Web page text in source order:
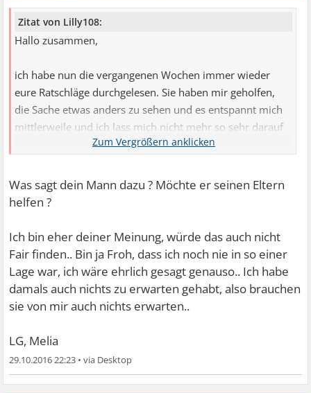
Zitat von Lilly108:
Hallo zusammen,
ich habe nun die vergangenen Wochen immer wieder
eure Ratschläge durchgelesen. Sie haben mir geholfen,
die Sache etwas anders zu sehen und es entspannt mich
mittlerweile und ich lass mich nicht mehr so sehr darauf
Nun habe ich ein anderes Problem.
Unterstützung. Wie sieht ihr das? Wie bereits gesagt,
haben all ihr EK in die Tochter investiert und nun
kommen sie selbst nicht mehr aus dem "Loch" heraus.
Wir reden hier von einem monatlichen Betrag in einer
dreistelligen Summe.
nicht befürworte? Man hat immerhin sein eigenes Leben
Was sagt dein Mann dazu ? Möchte er seinen Eltern
helfen ?
Ich bin eher deiner Meinung, würde das auch nicht
Fair finden.. Bin ja Froh, dass ich noch nie in so einer
Lage war, ich wäre ehrlich gesagt genauso.. Ich habe
damals auch nichts zu erwarten gehabt, also brauchen
sie von mir auch nichts erwarten..
LG, Melia
29.10.2016 22:23 •